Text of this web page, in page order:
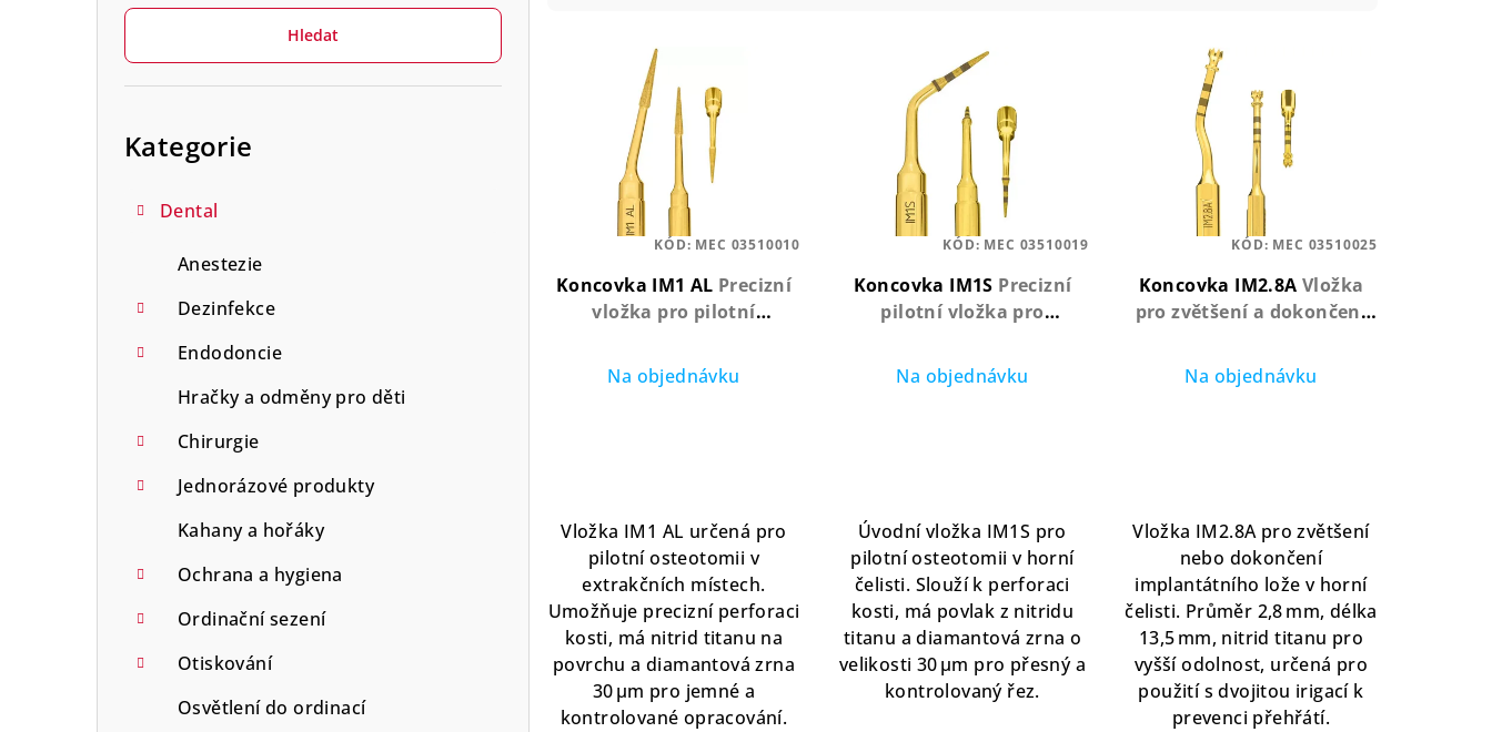
Hledat
Kategorie
Dental
Anestezie
Dezinfekce
Endodoncie
Hračky a odměny pro děti
Chirurgie
Jednorázové produkty
Kahany a hořáky
Ochrana a hygiena
Ordinační sezení
Otiskování
Osvětlení do ordinací
o
r
t
ů
Koncovka IM1 AL Precizní
vložka pro pilotní
extrakce
Na objednávku
Vložka IM1 AL určená pro
pilotní osteotomii v
extrakčních místech.
Umožňuje precizní perforaci
kosti, má nitrid titanu na
povrchu a diamantová zrna
30 µm pro jemné a
kontrolované opracování.
KÓD: MEC 03510010
Koncovka IM1S Precizní
pilotní vložka pro
nitridu titanu
Na objednávku
Úvodní vložka IM1S pro
pilotní osteotomii v horní
čelisti. Slouží k perforaci
kosti, má povlak z nitridu
titanu a diamantová zrna o
velikosti 30 µm pro přesný a
kontrolovaný řez.
KÓD: MEC 03510019
Koncovka IM2.8A Vložka
pro zvětšení a dokončení
nitridovým povlakem
Na objednávku
Vložka IM2.8A pro zvětšení
nebo dokončení
implantátního lože v horní
čelisti. Průměr 2,8 mm, délka
13,5 mm, nitrid titanu pro
vyšší odolnost, určená pro
použití s dvojitou irigací k
prevenci přehřátí.
KÓD: MEC 03510025